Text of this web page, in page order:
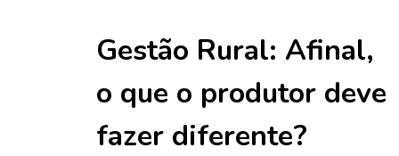
Gestão Rural: Afinal,
o que o produtor deve
fazer diferente?